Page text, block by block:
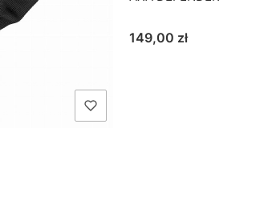
Cena
149,00 zł